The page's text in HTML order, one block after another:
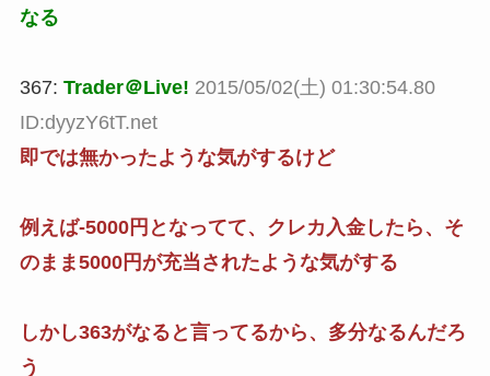
なる
367: Trader＠Live! 2015/05/02(土) 01:30:54.80
ID:dyyzY6tT.net
即では無かったような気がするけど
例えば-5000円となってて、クレカ入金したら、そ
のまま5000円が充当されたような気がする
しかし363がなると言ってるから、多分なるんだろ
う